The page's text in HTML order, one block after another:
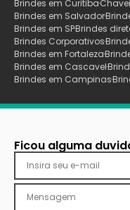
Brindes em Curitiba
Brindes em Salvador
Brindes em SPBrindes
Brindes Corporativos
Brindes em Fortaleza
Brindes em Cascavel
Brindes em Campinas
Ficou alguma